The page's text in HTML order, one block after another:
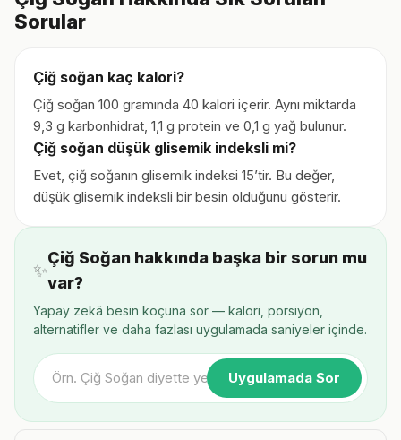
Sorular
Çiğ soğan kaç kalori?
Çiğ soğan 100 gramında 40 kalori içerir. Aynı miktarda
9,3 g karbonhidrat, 1,1 g protein ve 0,1 g yağ bulunur.
Çiğ soğan düşük glisemik indeksli mi?
Evet, çiğ soğanın glisemik indeksi 15’tir. Bu değer,
düşük glisemik indeksli bir besin olduğunu gösterir.
✨
Çiğ Soğan hakkında başka bir sorun mu
var?
Yapay zekâ besin koçuna sor — kalori, porsiyon,
alternatifler ve daha fazlası uygulamada saniyeler içinde.
Uygulamada Sor